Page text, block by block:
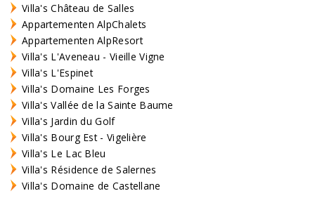
Villa's Château de Salles
Appartementen AlpChalets
Appartementen AlpResort
Villa's L'Aveneau - Vieille Vigne
Villa's L'Espinet
Villa's Domaine Les Forges
Villa's Vallée de la Sainte Baume
Villa's Jardin du Golf
Villa's Bourg Est - Vigelière
Villa's Le Lac Bleu
Villa's Résidence de Salernes
Villa's Domaine de Castellane